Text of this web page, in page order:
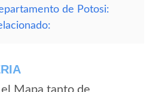
de Potosi:
Mapa tanto de